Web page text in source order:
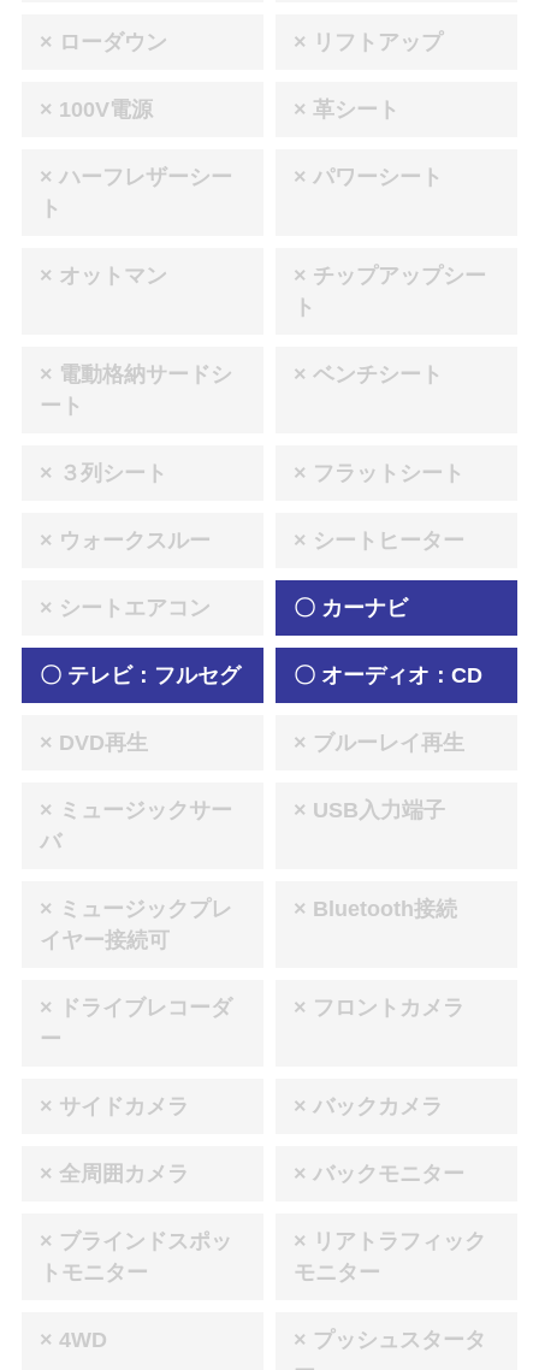
× ローダウン × リフトアップ
× 100V電源 × 革シート
× ハーフレザーシー
ト
× パワーシート
× オットマン
× チップアップシー
ト
× 電動格納サードシ
ート
× ベンチシート
× ３列シート × フラットシート
× ウォークスルー × シートヒーター
× シートエアコン 〇 カーナビ
〇 テレビ：フルセグ 〇 オーディオ：CD
× DVD再生 × ブルーレイ再生
× ミュージックサー
バ
× USB入力端子
× ミュージックプレ
イヤー接続可
× Bluetooth接続
× ドライブレコーダ
ー
× フロントカメラ
× サイドカメラ × バックカメラ
× 全周囲カメラ × バックモニター
× ブラインドスポッ
トモニター
× リアトラフィック
モニター
× 4WD
× プッシュスタータ